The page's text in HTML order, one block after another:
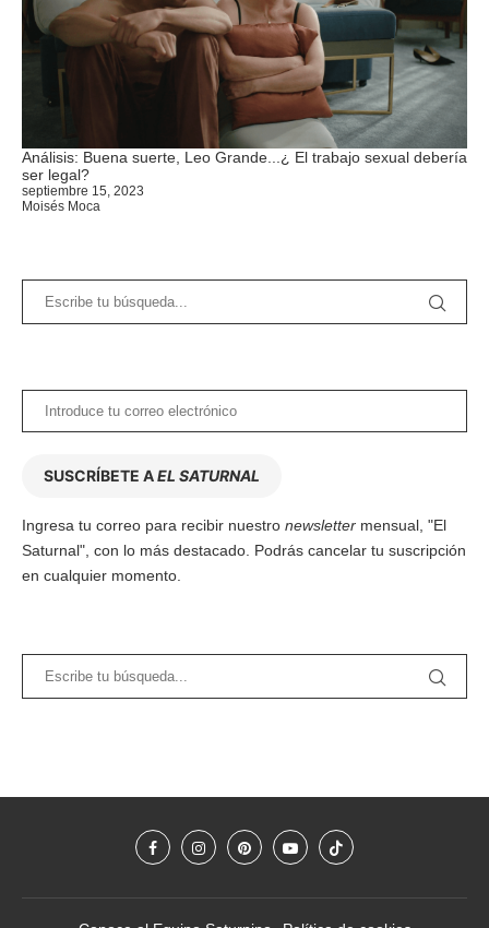
Análisis: Buena suerte, Leo Grande...¿ El trabajo sexual debería
ser legal?
septiembre 15, 2023
Moisés Moca
SUSCRÍBETE AEL SATURNAL
Ingresa tu correo para recibir nuestro newsletter mensual, "El
Saturnal", con lo más destacado. Podrás cancelar tu suscripción
en cualquier momento.